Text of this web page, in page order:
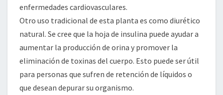
enfermedades cardiovasculares.
Otro uso tradicional de esta planta es como diurético
natural. Se cree que la hoja de insulina puede ayudar a
aumentar la producción de orina y promover la
eliminación de toxinas del cuerpo. Esto puede ser útil
para personas que sufren de retención de líquidos o
que desean depurar su organismo.